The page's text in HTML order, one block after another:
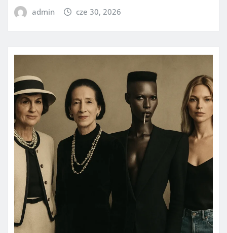
admin cze 30, 2026